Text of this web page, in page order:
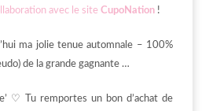
avec le site CupoNation !
ma jolie tenue automnale – 100%
de la grande gagnante …
♡ Tu remportes un bon d’achat de